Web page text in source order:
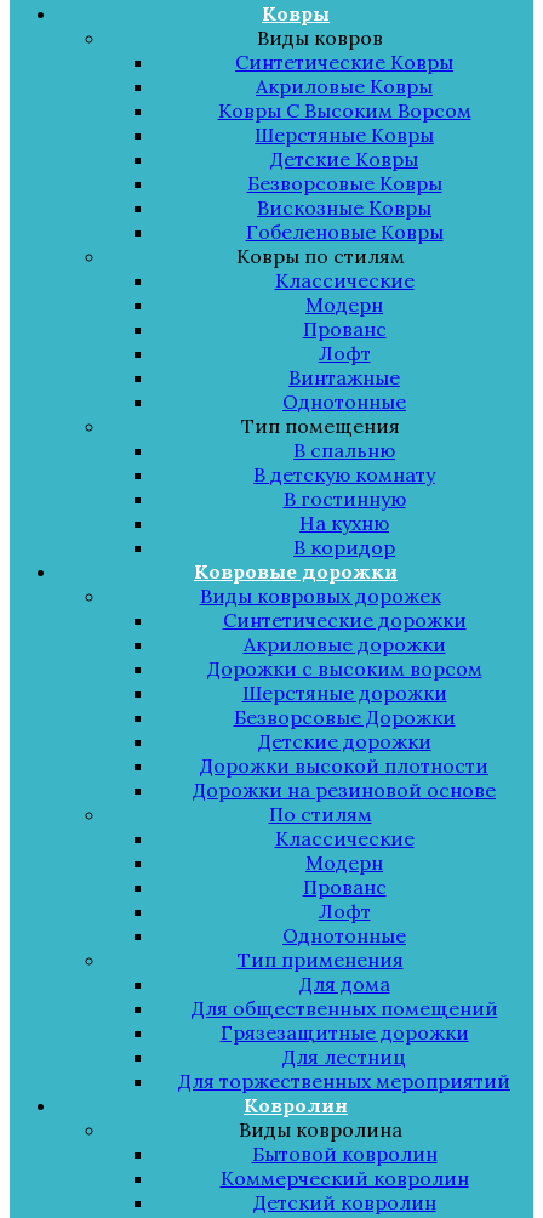
Ковры
Виды ковров
Синтетические Ковры
Акриловые Ковры
Ковры С Высоким Ворсом
Шерстяные Ковры
Детские Ковры
Безворсовые Ковры
Вискозные Ковры
Гобеленовые Ковры
Ковры по стилям
Классические
Модерн
Прованс
Лофт
Винтажные
Однотонные
Тип помещения
В спальню
В детскую комнату
В гостинную
На кухню
В коридор
Ковровые дорожки
Виды ковровых дорожек
Синтетические дорожки
Акриловые дорожки
Дорожки с высоким ворсом
Шерстяные дорожки
Безворсовые Дорожки
Детские дорожки
Дорожки высокой плотности
Дорожки на резиновой основе
По стилям
Классические
Модерн
Прованс
Лофт
Однотонные
Тип применения
Для дома
Для общественных помещений
Грязезащитные дорожки
Для лестниц
Для торжественных мероприятий
Ковролин
Виды ковролина
Бытовой ковролин
Коммерческий ковролин
Детский ковролин